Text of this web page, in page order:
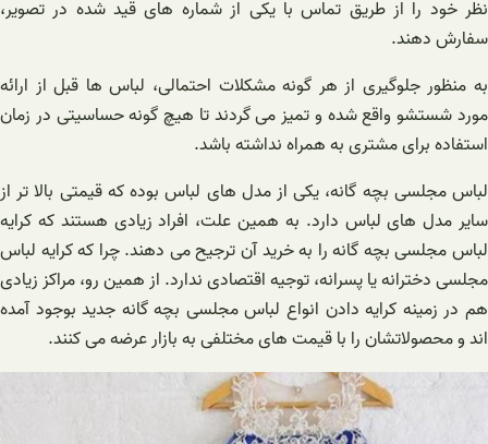
نظر خود را از طریق تماس با یکی از شماره های قید شده در تصویر،
سفارش دهند.
به منظور جلوگیری از هر گونه مشکلات احتمالی، لباس ها قبل از ارائه
مورد شستشو واقع شده و تمیز می گردند تا هیچ گونه حساسیتی در زمان
استفاده برای مشتری به همراه نداشته باشد.
لباس مجلسی بچه گانه، یکی از مدل های لباس بوده که قیمتی بالا تر از
سایر مدل های لباس دارد. به همین علت، افراد زیادی هستند که کرایه
لباس مجلسی بچه گانه را به خرید آن ترجیح می دهند. چرا که کرایه لباس
مجلسی دخترانه یا پسرانه، توجیه اقتصادی ندارد. از همین رو، مراکز زیادی
هم در زمینه کرایه دادن انواع لباس مجلسی بچه گانه جدید بوجود آمده
اند و محصولاتشان را با قیمت های مختلفی به بازار عرضه می کنند.